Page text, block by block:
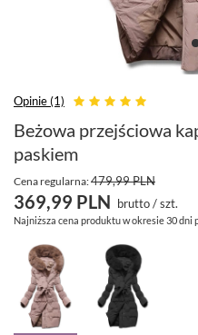
Opinie (1)
Beżowa przejściowa
paskiem
Cena regularna:479,99 PLN
369,99 PLN brutto/szt.
Najniższa cena produktu w okresie 30 dni